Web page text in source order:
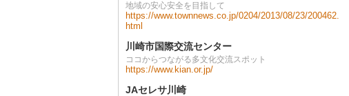
地域の安心安全を目指して
https://www.townnews.co.jp/0204/2013/08/23/200462.
html
川崎市国際交流センター
ココからつながる多文化交流スポット
https://www.kian.or.jp/
JAセレサ川崎